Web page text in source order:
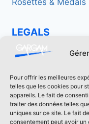
Pour offrir les meilleures
telles que les cookies pour
appareils. Le fait de
traiter des données telles
uniques sur ce site. Le fait
consentement peut avoir
Rosettes & Medals
LEGALS
Politique de
CONTACT US